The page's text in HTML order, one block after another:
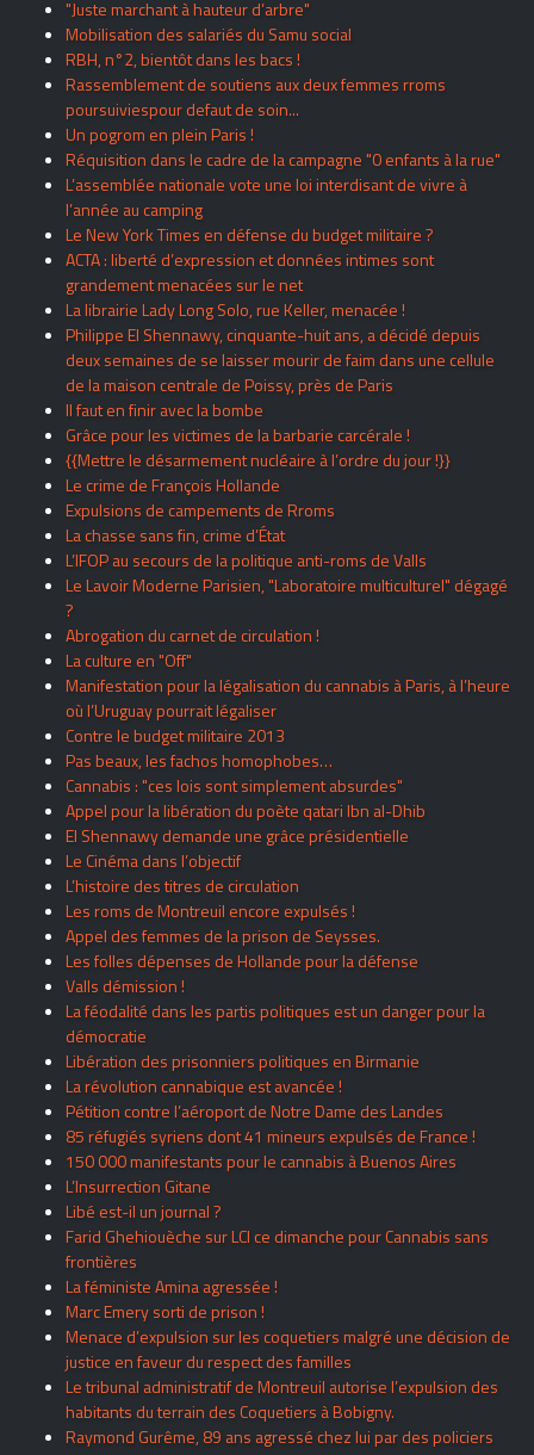
"Juste marchant à hauteur d’arbre"
Mobilisation des salariés du Samu social
RBH, n°2, bientôt dans les bacs !
Rassemblement de soutiens aux deux femmes rroms
poursuiviespour defaut de soin...
Un pogrom en plein Paris !
Réquisition dans le cadre de la campagne "0 enfants à la rue"
L’assemblée nationale vote une loi interdisant de vivre à
l’année au camping
Le New York Times en défense du budget militaire ?
ACTA : liberté d’expression et données intimes sont
grandement menacées sur le net
La librairie Lady Long Solo, rue Keller, menacée !
Philippe El Shennawy, cinquante-huit ans, a décidé depuis
deux semaines de se laisser mourir de faim dans une cellule
de la maison centrale de Poissy, près de Paris
Il faut en finir avec la bombe
Grâce pour les victimes de la barbarie carcérale !
{{Mettre le désarmement nucléaire à l’ordre du jour !}}
Le crime de François Hollande
Expulsions de campements de Rroms
La chasse sans fin, crime d’État
L’IFOP au secours de la politique anti-roms de Valls
Le Lavoir Moderne Parisien, "Laboratoire multiculturel" dégagé
?
Abrogation du carnet de circulation !
La culture en "Off"
Manifestation pour la légalisation du cannabis à Paris, à l’heure
où l’Uruguay pourrait légaliser
Contre le budget militaire 2013
Pas beaux, les fachos homophobes…
Cannabis : "ces lois sont simplement absurdes"
Appel pour la libération du poète qatari Ibn al-Dhib
El Shennawy demande une grâce présidentielle
Le Cinéma dans l’objectif
L’histoire des titres de circulation
Les roms de Montreuil encore expulsés !
Appel des femmes de la prison de Seysses.
Les folles dépenses de Hollande pour la défense
Valls démission !
La féodalité dans les partis politiques est un danger pour la
démocratie
Libération des prisonniers politiques en Birmanie
La révolution cannabique est avancée !
Pétition contre l’aéroport de Notre Dame des Landes
85 réfugiés syriens dont 41 mineurs expulsés de France !
150 000 manifestants pour le cannabis à Buenos Aires
L’Insurrection Gitane
Libé est-il un journal ?
Farid Ghehiouèche sur LCI ce dimanche pour Cannabis sans
frontières
La féministe Amina agressée !
Marc Emery sorti de prison !
Menace d’expulsion sur les coquetiers malgré une décision de
justice en faveur du respect des familles
Le tribunal administratif de Montreuil autorise l’expulsion des
habitants du terrain des Coquetiers à Bobigny.
Raymond Gurême, 89 ans agressé chez lui par des policiers